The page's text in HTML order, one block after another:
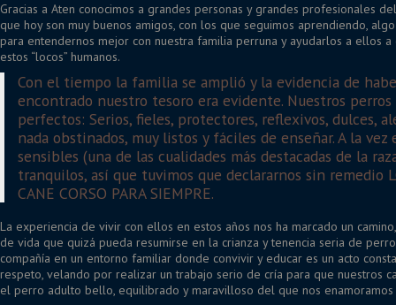
Gracias a Aten conocimos a grandes personas y grandes profesionales
que hoy son muy buenos amigos, con los que seguimos aprendiendo,
para entendernos mejor con nuestra familia perruna y ayudarlos a ellos
estos “locos” humanos.
Con el tiempo la familia se amplió y la evidencia de
encontrado nuestro tesoro era evidente. Nuestros perros
perfectos: Serios, fieles, protectores, reflexivos, dulces,
nada obstinados, muy listos y fáciles de enseñar. A la vez
sensibles (una de las cualidades más destacadas de la
tranquilos, así que tuvimos que declararnos sin remedio
CANE CORSO PARA SIEMPRE.
La experiencia de vivir con ellos en estos años nos ha marcado un
de vida que quizá pueda resumirse en la crianza y tenencia seria de
compañía en un entorno familiar donde convivir y educar es un acto
respeto, velando por realizar un trabajo serio de cría para que nuestros
el perro adulto bello, equilibrado y maravilloso del que nos